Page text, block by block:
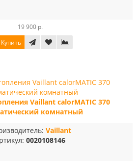
19 900 р.
Купить
Vaillant calorMATIC 370
комнатный
Vaillant
0020108146